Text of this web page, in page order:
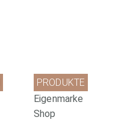
PRODUKTE
Eigenmarke
Shop